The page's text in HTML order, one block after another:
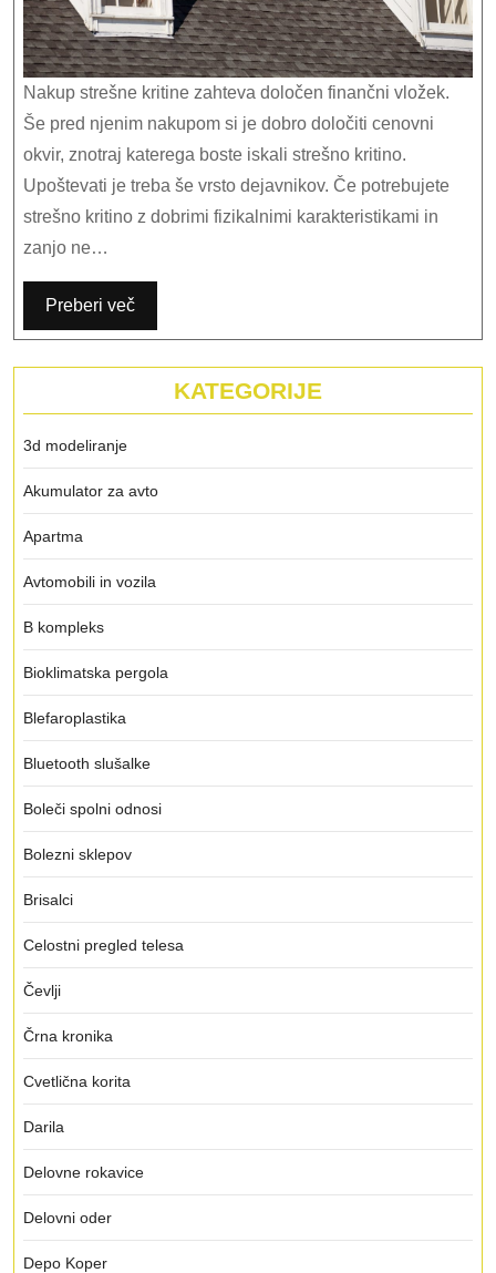
Nakup strešne kritine zahteva določen finančni vložek.
Še pred njenim nakupom si je dobro določiti cenovni
okvir, znotraj katerega boste iskali strešno kritino.
Upoštevati je treba še vrsto dejavnikov. Če potrebujete
strešno kritino z dobrimi fizikalnimi karakteristikami in
zanjo ne…
Preberi več
KATEGORIJE
3d modeliranje
Akumulator za avto
Apartma
Avtomobili in vozila
B kompleks
Bioklimatska pergola
Blefaroplastika
Bluetooth slušalke
Boleči spolni odnosi
Bolezni sklepov
Brisalci
Celostni pregled telesa
Čevlji
Črna kronika
Cvetlična korita
Darila
Delovne rokavice
Delovni oder
Depo Koper